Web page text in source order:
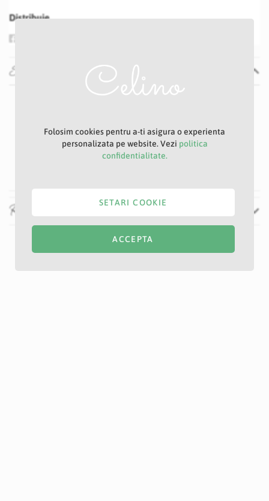
Distribuie
Specificatii
Alb
2 cm
Recenzii
Folosim cookies pentru a-ti asigura o experienta
personalizata pe website. Vezi politica
confidentialitate.
ACCEPTA
SETARI COOKIE